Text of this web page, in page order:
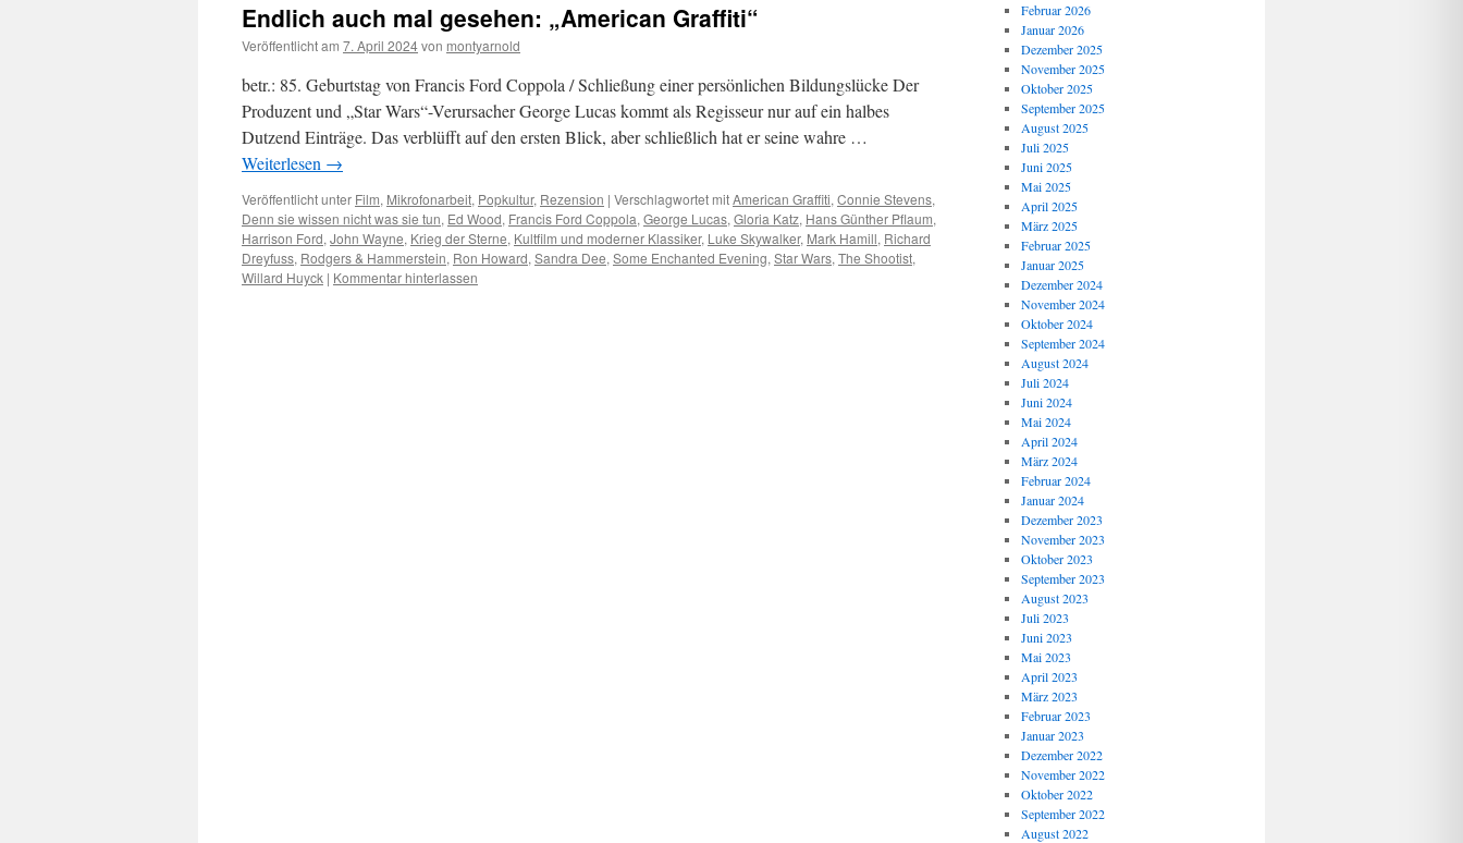
Endlich auch mal gesehen: „American Graffiti“
Veröffentlicht am 7. April 2024von montyarnold
betr.: 85. Geburtstag von Francis Ford Coppola / Schließung einer persönlichen Bildungslücke Der
Produzent und „Star Wars“-Verursacher George Lucas kommt als Regisseur nur auf ein halbes
Dutzend Einträge. Das verblüfft auf den ersten Blick, aber schließlich hat er seine wahre …
Weiterlesen →
Veröffentlicht unter Film, Mikrofonarbeit, Popkultur, Rezension | Verschlagwortet mitAmerican Graffiti, Connie Stevens,
Denn sie wissen nicht was sie tun, Ed Wood, Francis Ford Coppola, George Lucas, Gloria Katz, Hans Günther Pflaum,
Harrison Ford, John Wayne, Krieg der Sterne, Kultfilm und moderner Klassiker, Luke Skywalker, Mark Hamill, Richard
Dreyfuss, Rodgers & Hammerstein, Ron Howard, Sandra Dee, Some Enchanted Evening, Star Wars, The Shootist,
Willard Huyck | Kommentar hinterlassen
Februar 2026
Januar 2026
Dezember 2025
November 2025
Oktober 2025
September 2025
August 2025
Juli 2025
Juni 2025
Mai 2025
April 2025
März 2025
Februar 2025
Januar 2025
Dezember 2024
November 2024
Oktober 2024
September 2024
August 2024
Juli 2024
Juni 2024
Mai 2024
April 2024
März 2024
Februar 2024
Januar 2024
Dezember 2023
November 2023
Oktober 2023
September 2023
August 2023
Juli 2023
Juni 2023
Mai 2023
April 2023
März 2023
Februar 2023
Januar 2023
Dezember 2022
November 2022
Oktober 2022
September 2022
August 2022